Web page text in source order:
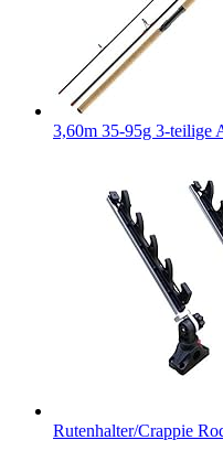
3,60m 35-95g 3-teilige
Rutenhalter/Crappie